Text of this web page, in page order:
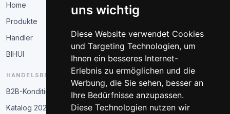
uns wichtig
Diese Website verwendet Cookies
und Targeting Technologien, um
Ihnen ein besseres Internet-
Erlebnis zu ermöglichen und die
Werbung, die Sie sehen, besser an
Ihre Bedürfnisse anzupassen.
Diese Technologien nutzen wir
Home
Produkte
Händler
BIHUI
HANDELSBEREICH
B2B-Konditionen
Katalog 2026